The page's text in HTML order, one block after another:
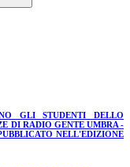
GLI STUDENTI DELLO
DI RADIO GENTE UMBRA -
NELL'EDIZIONE